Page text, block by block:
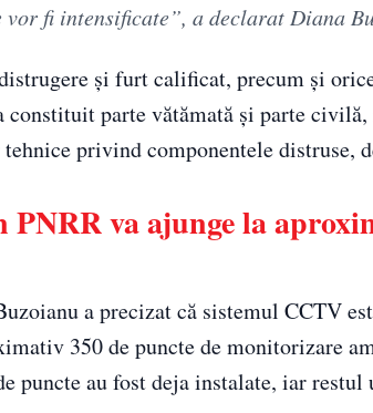
fi intensificate”, a declarat Diana
și furt calificat, precum și
parte vătămată și parte
privind componentele distruse,
va ajunge la
a precizat că sistemul CCTV
350 de puncte de monitorizare
puncte au fost deja instalate, iar